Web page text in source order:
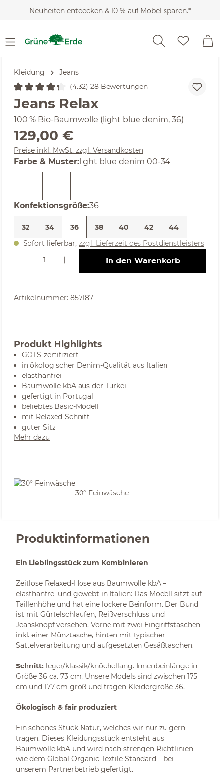
Zum Hauptinhalt springen
Neuheiten entdecken & 10 % auf Möbel sparen.*
Kleidung Jeans
Durchschnittliche Bewertung von 4.32 von 5 Sternen
(4.32) 28 Bewertungen
Jeans Relax
100 % Bio-Baumwolle (light blue denim, 36)
Regulärer Preis:
129,00 €
Preise inkl. MwSt. zzgl. Versandkosten
Farbe & Musterauswählen
: light blue denim 00-34
Konfektionsgrößeauswählen
:36
32 34 36 38 40 42
44
Sofort lieferbar, zzgl. Lieferzeit des Postdienstleisters
Produkt Anzahl: Gib den
In den Warenkorb
Artikelnummer: 857187
Produkt Highlights
GOTS-zertifiziert
in ökologischer Denim-Qualität aus Italien
elasthanfrei
Baumwolle kbA aus der Türkei
gefertigt in Portugal
beliebtes Basic-Modell
mit Relaxed-Schnitt
guter Sitz
Mehr dazu
30° Feinwäsche
Produktinformationen
Ein Lieblingsstück zum Kombinieren
Zeitlose Relaxed-Hose aus Baumwolle kbA –
elasthanfrei und gewebt in Italien: Das Modell sitzt auf
Taillenhöhe und hat eine lockere Beinform. Der Bund
ist mit Gürtelschlaufen, Reißverschluss und
Jeansknopf versehen. Vorne mit zwei Eingriffstaschen
inkl. einer Münztasche, hinten mit typischer
Sattelverarbeitung und aufgesetzten Gesäßtaschen.
Schnitt: leger/klassik/knöchellang. Innenbeinlänge in
Größe 36 ca. 73 cm. Unsere Models sind zwischen 175
cm und 177 cm groß und tragen Kleidergröße 36.
Ökologisch & fair produziert
Ein schönes Stück Natur, welches wir nur zu gern
tragen. Dieses Kleidungsstück entsteht aus
Baumwolle kbA und wird nach strengen Richtlinien –
wie dem Global Organic Textile Standard – bei
unserem Partnerbetrieb gefertigt.